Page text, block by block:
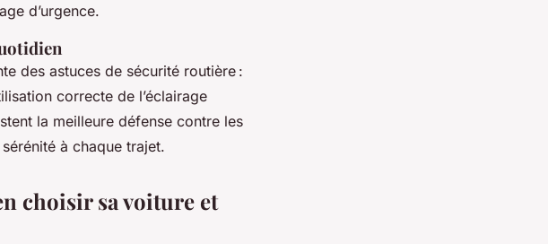
d’urgence.
des astuces de sécurité routière :
correcte de l’éclairage
la meilleure défense contre les
à chaque trajet.
choisir sa voiture et